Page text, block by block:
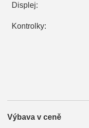
Displej:
Kontrolky:
Výbava v ceně